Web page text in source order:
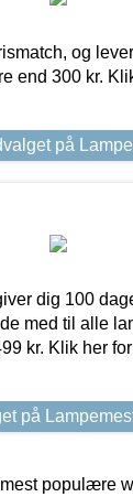
og
end 300 kr.
på
dig 100
med til alle
kr. Klik her
på
populære